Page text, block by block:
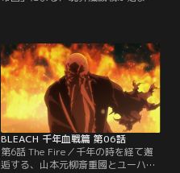
った護廷十三隊は、瞬く間に多大な
る犠牲者を出す事態となる。隊長格
の死神が前線に加わるが、敵に攻撃
が通らず戦況は好転しない。朽木白
哉をはじめとする隊長たちは…。
【提供：バンダイチャンネル】
BLEACH 千年血戦篇 第06話
第6話 The Fire／千年の時を経て邂
逅する、山本元柳斎重國とユーハバ